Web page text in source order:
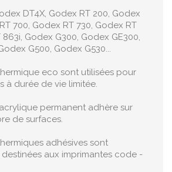
DT4X, Godex RT 200, Godex
700, Godex RT 730, Godex RT
Godex G300, Godex GE300,
G500, Godex G530...
eco sont utilisées pour
à durée de vie limitée.
permanent adhère sur
de surfaces.
adhésives sont
aux imprimantes code -